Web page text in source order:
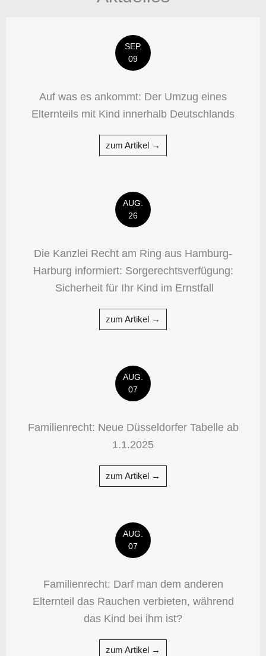
SEP.
09
Auf was es ankommt: Der Umzug eines
Elternteils mit Kind innerhalb Deutschlands
zum Artikel →
AUG.
26
Die Kanzlei Recht am Ring aus Hamburg-
Harburg informiert: Sorgerechtsverfügung:
Sicherheit für Ihr Kind im Ernstfall
zum Artikel →
AUG.
07
Familienrecht: Neue Düsseldorfer Tabelle ab
1.1.2025
zum Artikel →
AUG.
07
Familienrecht: Darf man dem anderen
Elternteil das Rauchen verbieten, während
das Kind bei ihm ist?
zum Artikel →